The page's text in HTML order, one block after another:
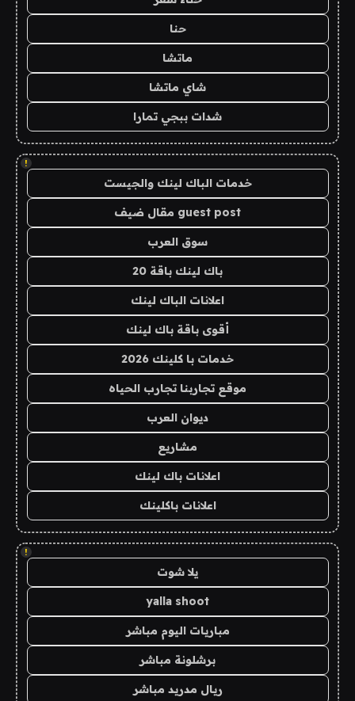
حنا
ماتشا
شاي ماتشا
شدات ببجي تمارا
!
خدمات الباك لينك والجيست
guest post مقال ضيف
سوق العرب
باك لينك باقة 20
اعلانات الباك لينك
أقوى باقة باك لينك
خدمات با كلينك 2026
موقع تجاربنا تجارب الحياه
ديوان العرب
مشاريع
اعلانات باك لينك
اعلانات باكلينك
!
يلا شوت
yalla shoot
مباريات اليوم مباشر
برشلونة مباشر
ريال مدريد مباشر